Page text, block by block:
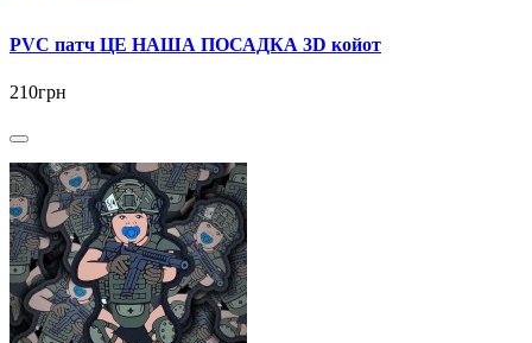
PVC патч ЦЕ НАША ПОСАДКА 3D койот
210грн